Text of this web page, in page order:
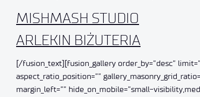
MISHMASH STUDIO
ARLEKIN BIŻUTERIA
[/fusion_text][fusion_gallery order_by=”desc”
aspect_ratio_position=””
margin_left=”” hide_on_mobile=”small-